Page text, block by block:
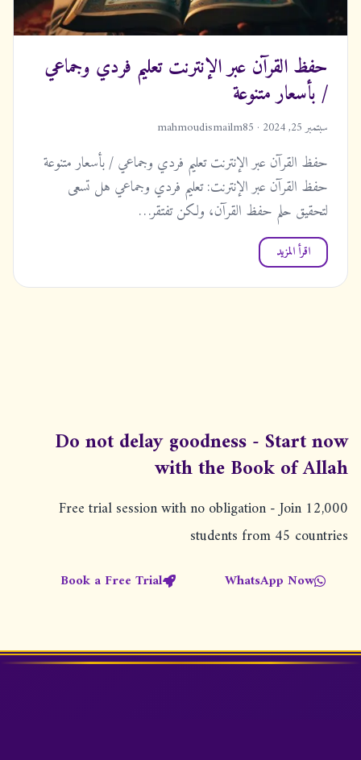
حفظ القرآن عبر الإنترنت تعليم فردي وجماعي
/ بأسعار متنوعة
سبتمبر 25, 2024 · mahmoudismailm85
حفظ القرآن عبر الإنترنت تعليم فردي وجماعي / بأسعار متنوعة
حفظ القرآن عبر الإنترنت: تعليم فردي وجماعي هل تسعى
لتحقيق حلم حفظ القرآن، ولكن تفتقر…
اقرأ المزيد
Do not delay goodness - Start now
with the Book of Allah
Free trial session with no obligation - Join 12,000
students from 45 countries
WhatsApp Now
Book a Free Trial